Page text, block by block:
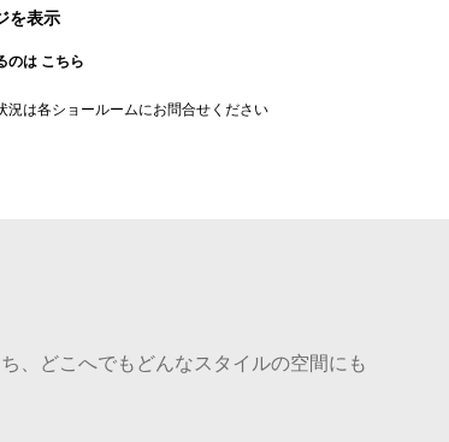
を表示
のは こちら
は各ショールームにお問合せください
、どこへでもどんなスタイルの空間にも